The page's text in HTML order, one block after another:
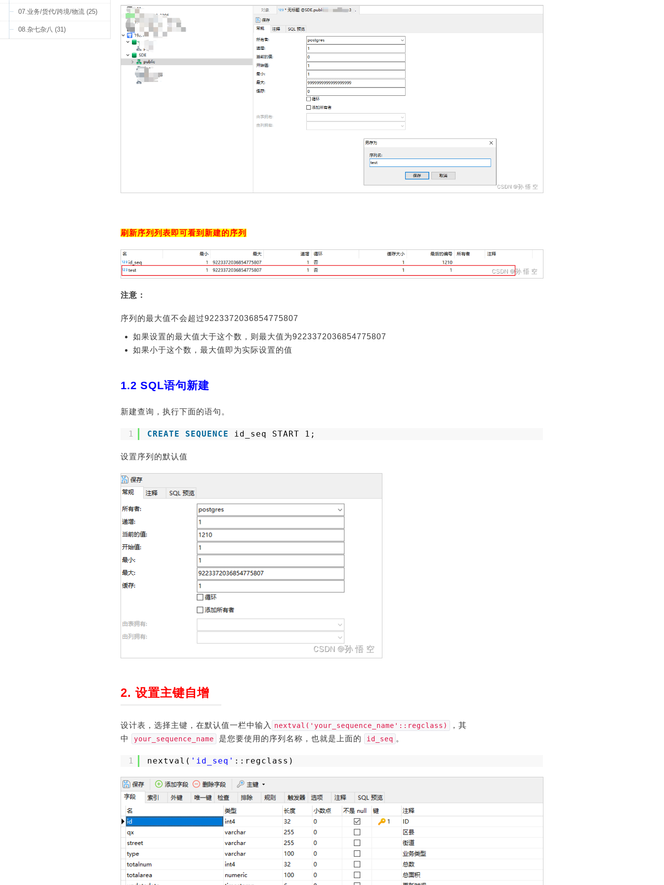
07.业务/货代/跨境/物流 (25)
08.杂七杂八 (31)
刷新序列列表即可看到新建的序列
注意：
序列的最大值不会超过9223372036854775807
如果设置的最大值大于这个数，则最大值为9223372036854775807
如果小于这个数，最大值即为实际设置的值
1.2 SQL语句新建
新建查询，执行下面的语句。
1 CREATE SEQUENCE id_seq START 1;
设置序列的默认值
2. 设置主键自增
设计表，选择主键，在默认值一栏中输入 nextval('your_sequence_name'::regclass)
，其
中
your_sequence_name 是您要使用的序列名称，也就是上面的 id_seq 。
1 nextval( 'id_seq' ::regclass)